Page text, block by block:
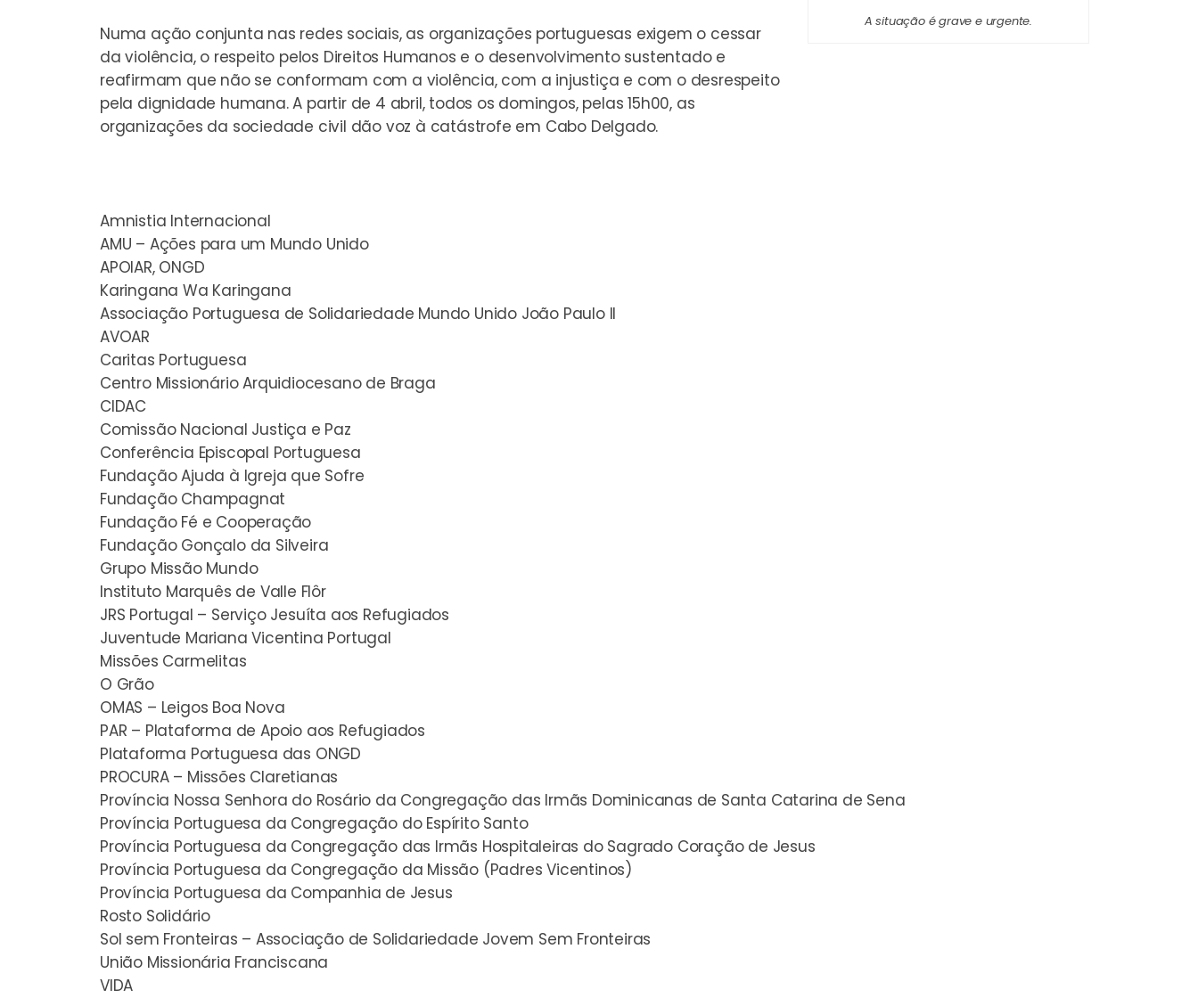
Numa ação conjunta nas redes sociais, as organizações portuguesas exigem o cessar
da violência, o respeito pelos Direitos Humanos e o desenvolvimento sustentado e
reafirmam que não se conformam com a violência, com a injustiça e com o desrespeito
pela dignidade humana. A partir de 4 abril, todos os domingos, pelas 15h00, as
organizações da sociedade civil dão voz à catástrofe em Cabo Delgado.
A situação é grave e urgente.
Amnistia Internacional
AMU – Ações para um Mundo Unido
APOIAR, ONGD
Karingana Wa Karingana
Associação Portuguesa de Solidariedade Mundo Unido João Paulo II
AVOAR
Caritas Portuguesa
Centro Missionário Arquidiocesano de Braga
CIDAC
Comissão Nacional Justiça e Paz
Conferência Episcopal Portuguesa
Fundação Ajuda à Igreja que Sofre
Fundação Champagnat
Fundação Fé e Cooperação
Fundação Gonçalo da Silveira
Grupo Missão Mundo
Instituto Marquês de Valle Flôr
JRS Portugal – Serviço Jesuíta aos Refugiados
Juventude Mariana Vicentina Portugal
Missões Carmelitas
O Grão
OMAS – Leigos Boa Nova
PAR – Plataforma de Apoio aos Refugiados
Plataforma Portuguesa das ONGD
PROCURA – Missões Claretianas
Província Nossa Senhora do Rosário da Congregação das Irmãs Dominicanas de Santa Catarina de Sena
Província Portuguesa da Congregação do Espírito Santo
Província Portuguesa da Congregação das Irmãs Hospitaleiras do Sagrado Coração de Jesus
Província Portuguesa da Congregação da Missão (Padres Vicentinos)
Província Portuguesa da Companhia de Jesus
Rosto Solidário
Sol sem Fronteiras – Associação de Solidariedade Jovem Sem Fronteiras
União Missionária Franciscana
VIDA